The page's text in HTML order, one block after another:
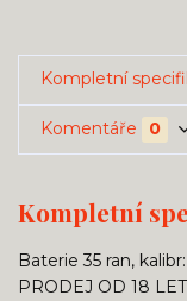
Kompletní
Komentáře 0
Kompletní
Baterie 35 ran,
PRODEJ OD 18